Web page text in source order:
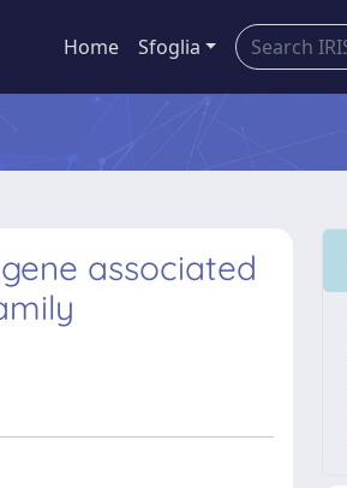
Home Sfoglia
associated